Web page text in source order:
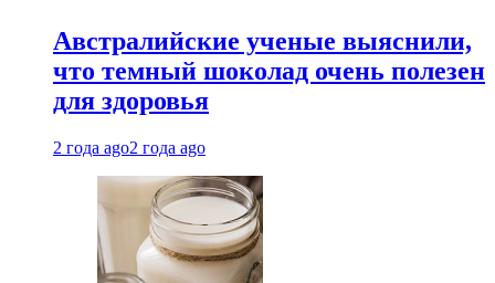
Австралийские ученые выяснили,
что темный шоколад очень полезен
для здоровья
2 года ago2 года ago